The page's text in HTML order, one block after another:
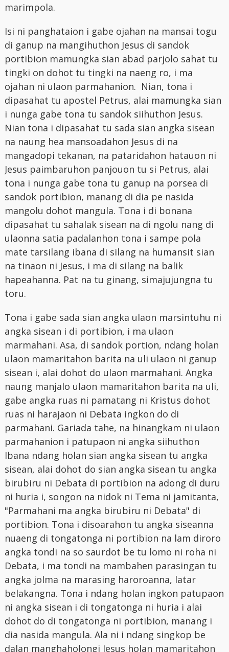
marimpola.
Isi ni panghataion i gabe ojahan na mansai togu
di ganup na mangihuthon Jesus di sandok
portibion mamungka sian abad parjolo sahat tu
tingki on dohot tu tingki na naeng ro, i ma
ojahan ni ulaon parmahanion. Nian, tona i
dipasahat tu apostel Petrus, alai mamungka sian
i nunga gabe tona tu sandok siihuthon Jesus.
Nian tona i dipasahat tu sada sian angka sisean
na naung hea mansoadahon Jesus di na
mangadopi tekanan, na pataridahon hatauon ni
Jesus paimbaruhon panjouon tu si Petrus, alai
tona i nunga gabe tona tu ganup na porsea di
sandok portibion, manang di dia pe nasida
mangolu dohot mangula. Tona i di bonana
dipasahat tu sahalak sisean na di ngolu nang di
ulaonna satia padalanhon tona i sampe pola
mate tarsilang ibana di silang na humansit sian
na tinaon ni Jesus, i ma di silang na balik
hapeahanna. Pat na tu ginang, simajujungna tu
toru.
Tona i gabe sada sian angka ulaon marsintuhu ni
angka sisean i di portibion, i ma ulaon
marmahani. Asa, di sandok portion, ndang holan
ulaon mamaritahon barita na uli ulaon ni ganup
sisean i, alai dohot do ulaon marmahani. Angka
naung manjalo ulaon mamaritahon barita na uli,
gabe angka ruas ni pamatang ni Kristus dohot
ruas ni harajaon ni Debata ingkon do di
parmahani. Gariada tahe, na hinangkam ni ulaon
parmahanion i patupaon ni angka siihuthon
Ibana ndang holan sian angka sisean tu angka
sisean, alai dohot do sian angka sisean tu angka
birubiru ni Debata di portibion na adong di duru
ni huria i, songon na nidok ni Tema ni jamitanta,
"Parmahani ma angka birubiru ni Debata" di
portibion. Tona i disoarahon tu angka siseanna
nuaeng di tongatonga ni portibion na lam diroro
angka tondi na so saurdot be tu lomo ni roha ni
Debata, i ma tondi na mambahen parasingan tu
angka jolma na marasing haroroanna, latar
belakangna. Tona i ndang holan ingkon patupaon
ni angka sisean i di tongatonga ni huria i alai
dohot do di tongatonga ni portibion, manang i
dia nasida mangula. Ala ni i ndang singkop be
dalan manghaholongi Jesus holan mamaritahon